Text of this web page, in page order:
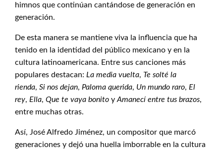
himnos que continúan cantándose de generación en
generación.
De esta manera se mantiene viva la influencia que ha
tenido en la identidad del público mexicano y en la
cultura latinoamericana. Entre sus canciones más
populares destacan: La media vuelta, Te solté la
rienda, Si nos dejan, Paloma querida, Un mundo raro, El
rey, Ella, Que te vaya bonito y Amanecí entre tus brazos,
entre muchas otras.
Así, José Alfredo Jiménez, un compositor que marcó
generaciones y dejó una huella imborrable en la cultura